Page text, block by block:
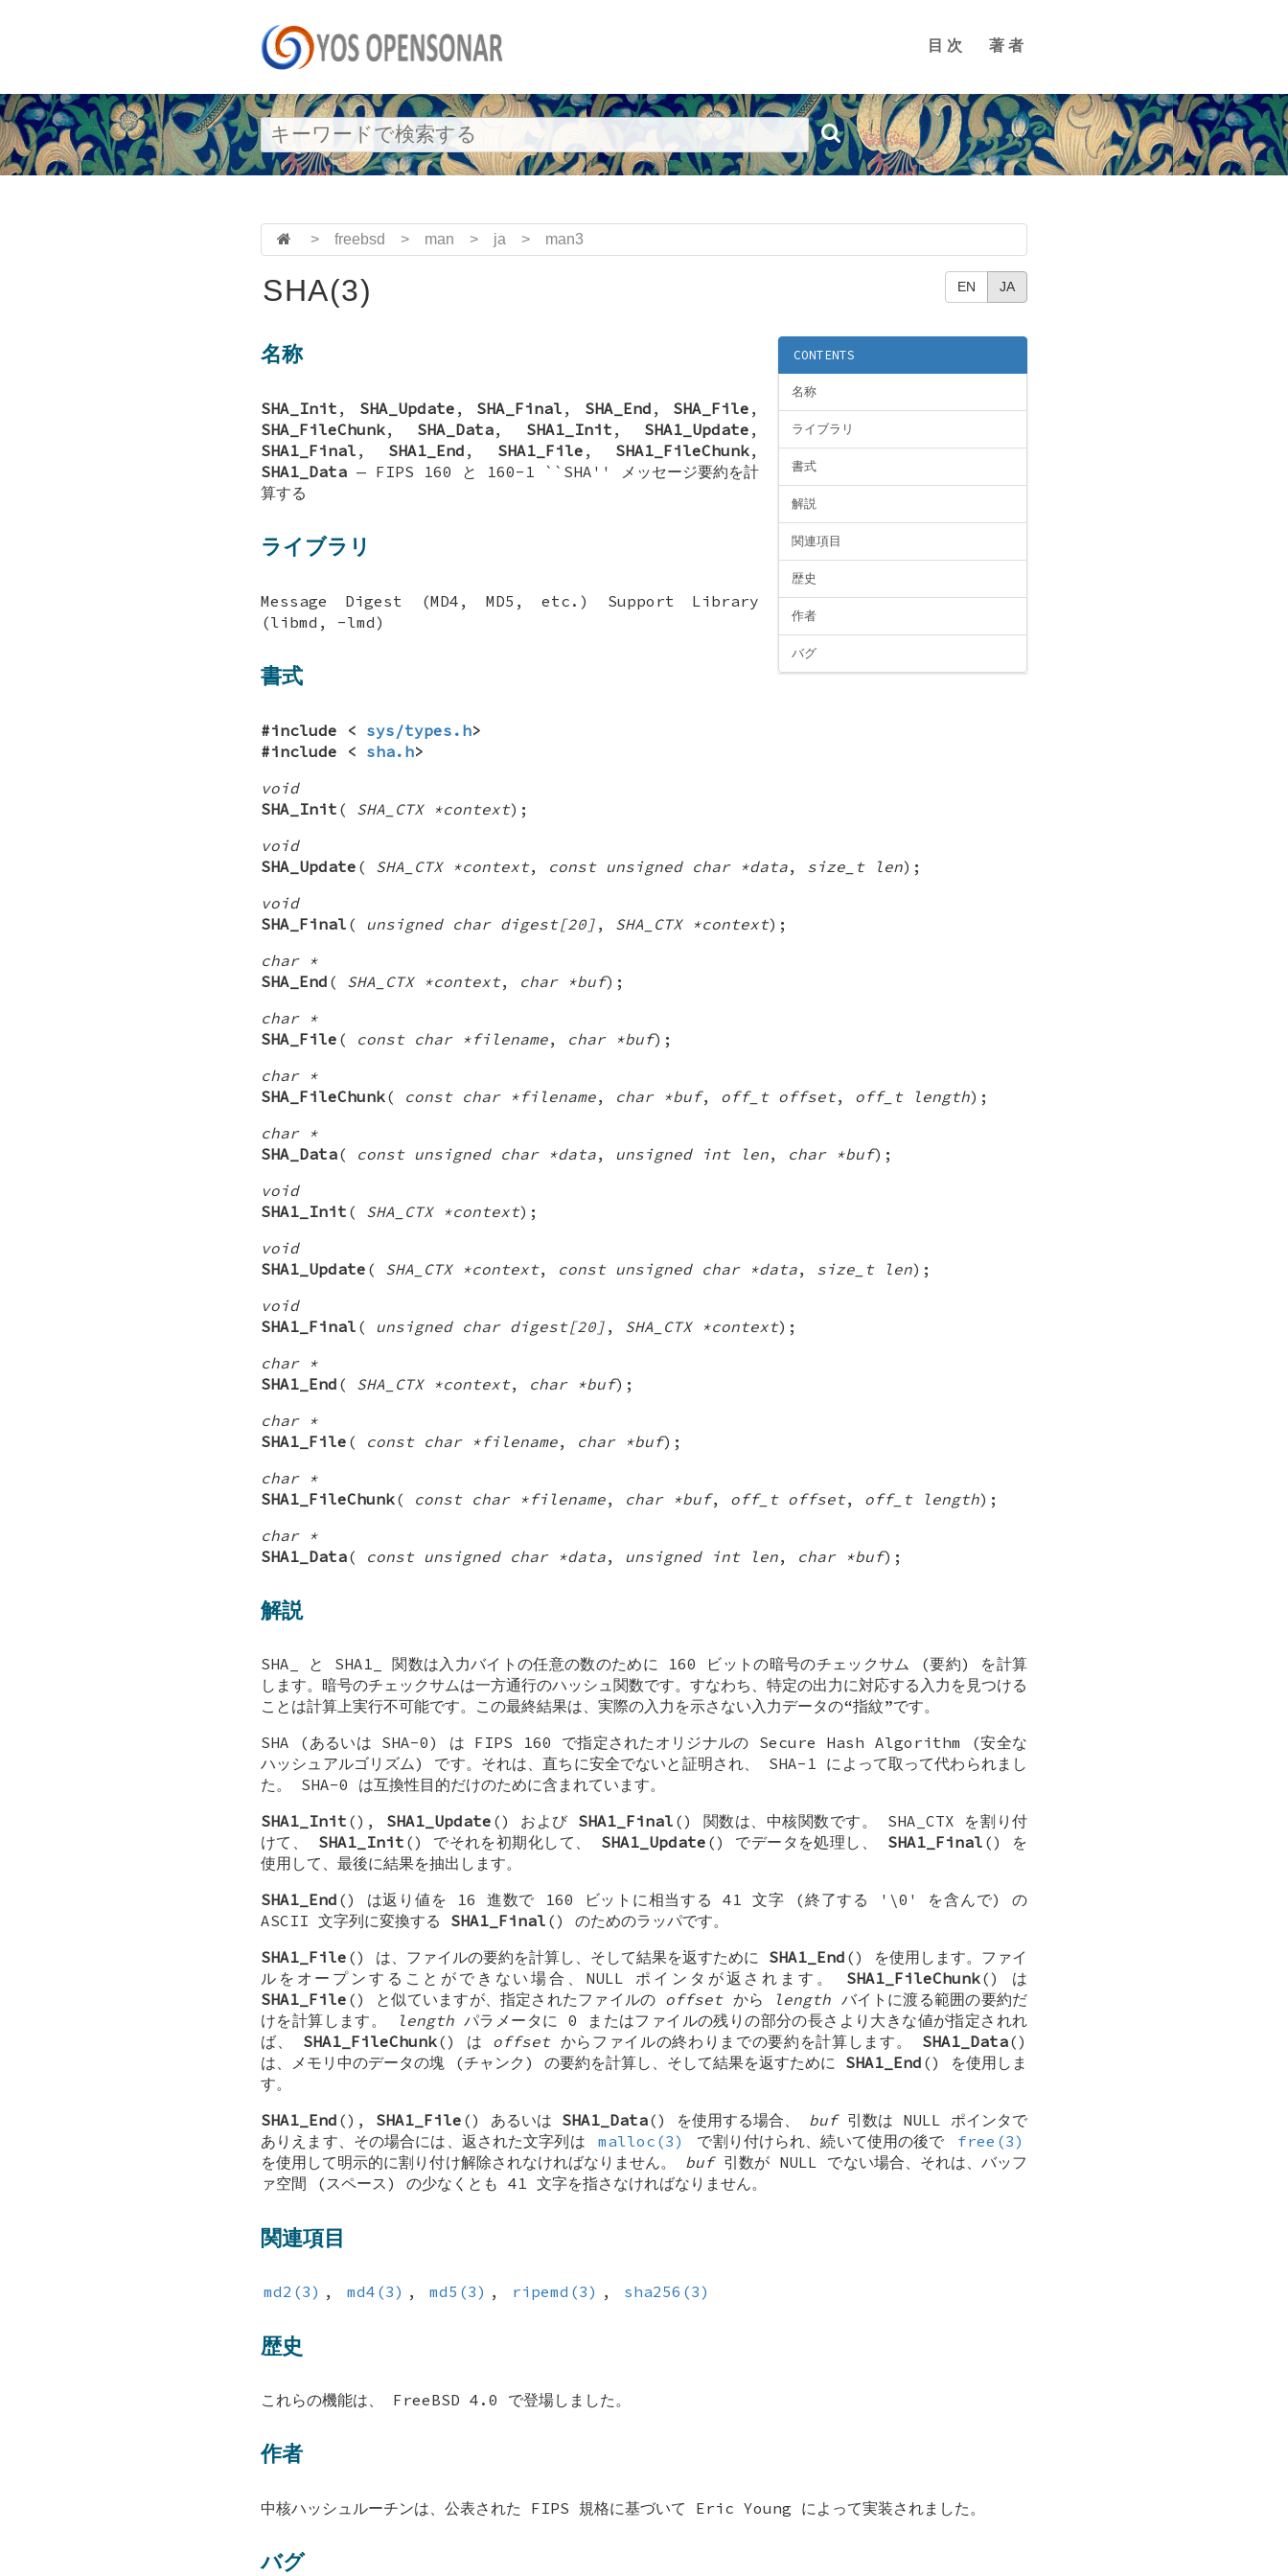
目次 著者
> freebsd > man > ja > man3
EN JA
SHA(3)
CONTENTS
名称
ライブラリ
書式
解説
関連項目
歴史
作者
バグ
名称
SHA_Init , SHA_Update , SHA_Final , SHA_End , SHA_File ,
SHA_FileChunk, SHA_Data, SHA1_Init , SHA1_Update ,
SHA1_Final , SHA1_End , SHA1_File , SHA1_FileChunk,
SHA1_Data — FIPS 160 と 160-1 ``SHA'' メッセージ要約を計
算する
ライブラリ
Message Digest (MD4, MD5, etc.) Support Library
(libmd, -lmd)
書式
#include < sys/types.h>
#include < sha.h>
void
SHA_Init ( SHA_CTX *context);
void
SHA_Update ( SHA_CTX *context, const unsigned char *data, size_t len);
void
SHA_Final ( unsigned char digest[20] , SHA_CTX *context);
char *
SHA_End ( SHA_CTX *context, char *buf);
char *
SHA_File ( const char *filename, char *buf);
char *
SHA_FileChunk( const char *filename, char *buf, off_t offset, off_t length);
char *
SHA_Data( const unsigned char *data, unsigned int len, char *buf);
void
SHA1_Init ( SHA_CTX *context);
void
SHA1_Update ( SHA_CTX *context, const unsigned char *data, size_t len);
void
SHA1_Final ( unsigned char digest[20] , SHA_CTX *context);
char *
SHA1_End ( SHA_CTX *context, char *buf);
char *
SHA1_File ( const char *filename, char *buf);
char *
SHA1_FileChunk( const char *filename, char *buf, off_t offset, off_t length);
char *
SHA1_Data( const unsigned char *data, unsigned int len, char *buf);
解説
SHA_ と SHA1_
関数は入力バイトの任意の数のために 160 ビットの暗号のチェックサム (要約) を計算
します。暗号のチェックサムは一方通行のハッシュ関数です。すなわち、特定の出力に対応する入力を見つける
ことは計算上実行不可能です。この最終結果は、実際の入力を示さない入力データの“指紋”です。
SHA (あるいは SHA-0) は FIPS 160 で指定されたオリジナルの Secure Hash Algorithm (安全な
ハッシュアルゴリズム) です。それは、直ちに安全でないと証明され、 SHA-1 によって取って代わられまし
た。 SHA-0 は互換性目的だけのために含まれています。
SHA1_Init (), SHA1_Update () および SHA1_Final () 関数は、中核関数です。 SHA_CTX を割り付
けて、 SHA1_Init () でそれを初期化して、 SHA1_Update () でデータを処理し、 SHA1_Final () を
使用して、最後に結果を抽出します。
SHA1_End () は返り値を 16 進数で 160 ビットに相当する 41 文字 (終了する '\0' を含んで) の
ASCII 文字列に変換する SHA1_Final () のためのラッパです。
SHA1_File () は、ファイルの要約を計算し、そして結果を返すために SHA1_End () を使用します。ファイ
ルをオープンすることができない場合、NULL ポインタが返されます。 SHA1_FileChunk() は
SHA1_File () と似ていますが、指定されたファイルの offsetから length バイトに渡る範囲の要約だ
けを計算します。
lengthパラメータに 0 またはファイルの残りの部分の長さより大きな値が指定されれ
ば、 SHA1_FileChunk() は offsetからファイルの終わりまでの要約を計算します。 SHA1_Data()
は、メモリ中のデータの塊 (チャンク) の要約を計算し、そして結果を返すために SHA1_End () を使用しま
す。
SHA1_End (), SHA1_File () あるいは SHA1_Data() を使用する場合、 buf引数は NULL ポインタで
ありえます、その場合には、返された文字列は
malloc(3) で割り付けられ、続いて使用の後で
free(3)
を使用して明示的に割り付け解除されなければなりません。 buf引数が NULL でない場合、それは、バッフ
ァ空間 (スペース) の少なくとも 41 文字を指さなければなりません。
関連項目
md2(3) , md4(3) , md5(3) , ripemd(3) , sha256(3)
歴史
これらの機能は、 FreeBSD 4.0 で登場しました。
作者
中核ハッシュルーチンは、公表された FIPS 規格に基づいて Eric Young によって実装されました。
バグ